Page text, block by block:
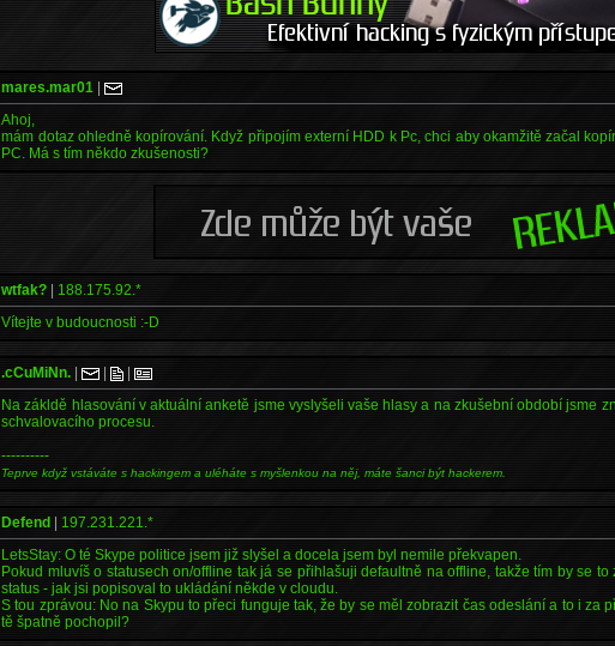
mares.mar01 |
Ahoj,
mám dotaz ohledně kopírování. Když připojím externí HDD k Pc, chci aby okamžitě začal
PC. Má s tím někdo zkušenosti?
wtfak? 188.175.92.*
Vítejte v budoucnosti :-D
.cCuMiNn. | |
Na zákldě hlasování v aktuální anketě jsme vyslyšeli vaše hlasy a na zkušební období jsme
schvalovacího procesu.
----------
Teprve když vstáváte s hackingem a uléháte s myšlenkou na něj, máte šanci být hackerem.
Defend 197.231.221.*
LetsStay: O té Skype politice jsem již slyšel a docela jsem byl nemile překvapen.
Pokud mluvíš o statusech on/offline tak já se přihlašuji defaultně na offline, takže tím by se
status - jak jsi popisoval to ukládání někde v cloudu.
S tou zprávou: No na Skypu to přeci funguje tak, že by se měl zobrazit čas odeslání a to i za
tě špatně pochopil?